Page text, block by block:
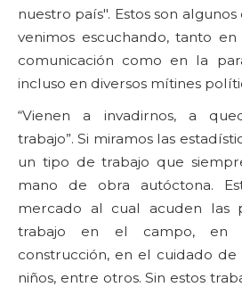
nuestro país". Estos son
venimos escuchando, tanto
comunicación como en la
incluso en diversos mítines
“Vienen a invadirnos, a
trabajo”. Si miramos las
un tipo de trabajo que
mano de obra autóctona.
mercado al cual acuden las
trabajo en el campo, en
construcción, en el cuidado de
niños, entre otros. Sin estos